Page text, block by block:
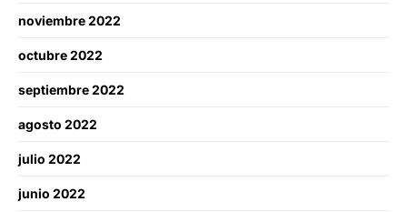
noviembre 2022
octubre 2022
septiembre 2022
agosto 2022
julio 2022
junio 2022